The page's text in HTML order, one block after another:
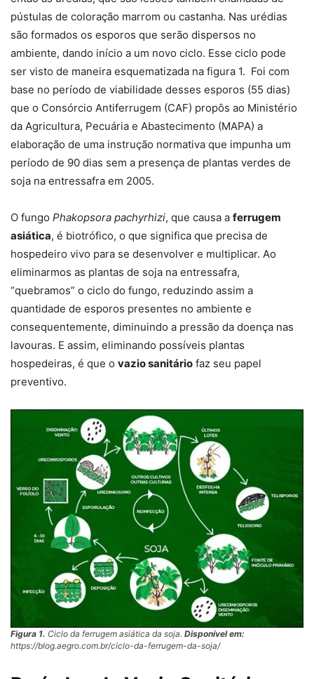
pústulas de coloração marrom ou castanha. Nas urédias
são formados os esporos que serão dispersos no
ambiente, dando início a um novo ciclo. Esse ciclo pode
ser visto de maneira esquematizada na figura 1. Foi com
base no período de viabilidade desses esporos (55 dias)
que o Consórcio Antiferrugem (CAF) propôs ao Ministério
da Agricultura, Pecuária e Abastecimento (MAPA) a
elaboração de uma instrução normativa que impunha um
período de 90 dias sem a presença de plantas verdes de
soja na entressafra em 2005.
O fungo Phakopsora pachyrhizi, que causa a ferrugem
asiática, é biotrófico, o que significa que precisa de
hospedeiro vivo para se desenvolver e multiplicar. Ao
eliminarmos as plantas de soja na entressafra,
“quebramos” o ciclo do fungo, reduzindo assim a
quantidade de esporos presentes no ambiente e
consequentemente, diminuindo a pressão da doença nas
lavouras. E assim, eliminando possíveis plantas
hospedeiras, é que o vazio sanitário faz seu papel
preventivo.
Figura 1. Ciclo da ferrugem asiática da soja. Disponível em:
https://blog.aegro.com.br/ciclo-da-ferrugem-da-soja/